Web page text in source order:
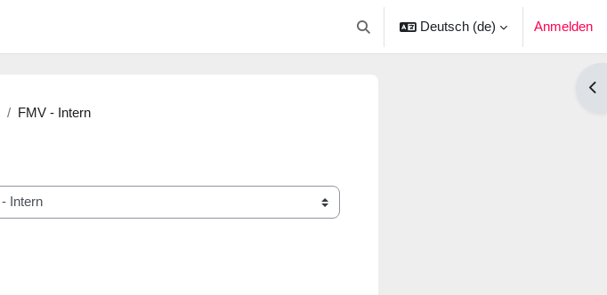
Sucheingabe umschalten
Deutsch ‎(de)‎ Anmelden
FMV - Intern